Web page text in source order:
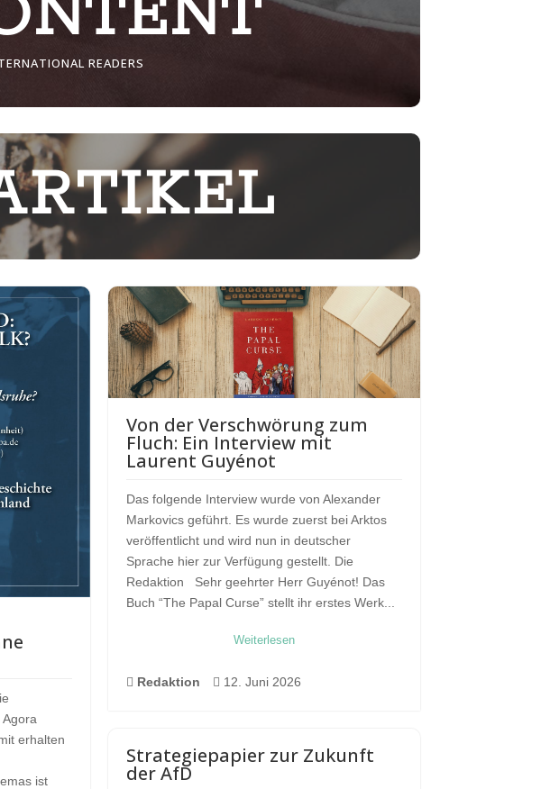
READERS
erhalten
ist
Von der Verschwörung zum
Fluch: Ein Interview mit
Laurent Guyénot
Das folgende Interview wurde von Alexander
Markovics geführt. Es wurde zuerst bei Arktos
veröffentlicht und wird nun in deutscher
Sprache hier zur Verfügung gestellt. Die
Redaktion Sehr geehrter Herr Guyénot! Das
Buch “The Papal Curse” stellt ihr erstes Werk...
Weiterlesen
 Redaktion  12. Juni 2026
Strategiepapier zur Zukunft
der AfD